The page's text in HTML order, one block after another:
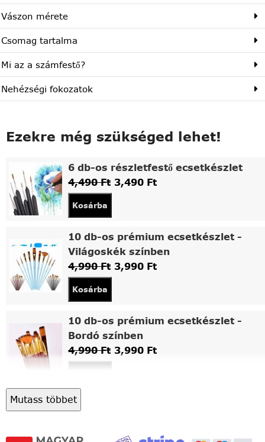
Vászon mérete
Csomag tartalma
Mi az a számfestő?
Nehézségi fokozatok
Ezekre még szükséged lehet!
6 db-os részletfestő ecsetkészlet
4,490Ft 3,490 Ft
Kosárba
10 db-os prémium ecsetkészlet -
Világoskék színben
4,990Ft 3,990 Ft
Kosárba
10 db-os prémium ecsetkészlet -
Bordó színben
4,990Ft 3,990 Ft
Asztali fa festőállvány
Mutass többet